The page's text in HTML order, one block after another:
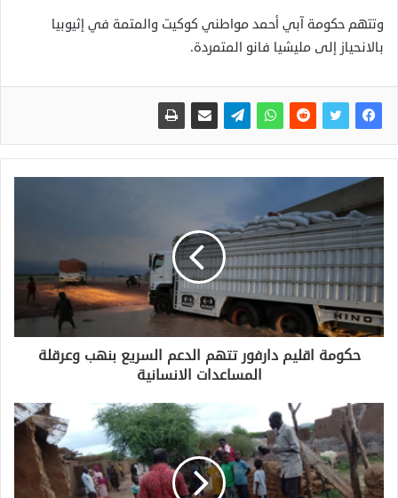
وتتهم حكومة آبي أحمد مواطني كوكيت والمتمة في إثيوبيا
بالانحياز إلى مليشيا فانو المتمردة.
حكومة اقليم دارفور تتهم الدعم السريع بنهب وعرقلة
المساعدات الانسانية